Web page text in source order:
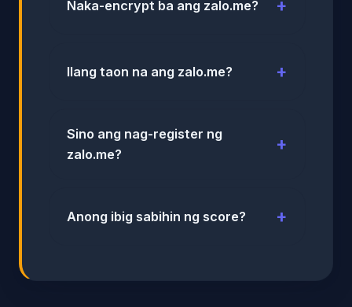
Naka-encrypt ba ang zalo.me?
Ilang taon na ang zalo.me?
Sino ang nag-register ng
zalo.me?
Anong ibig sabihin ng score?